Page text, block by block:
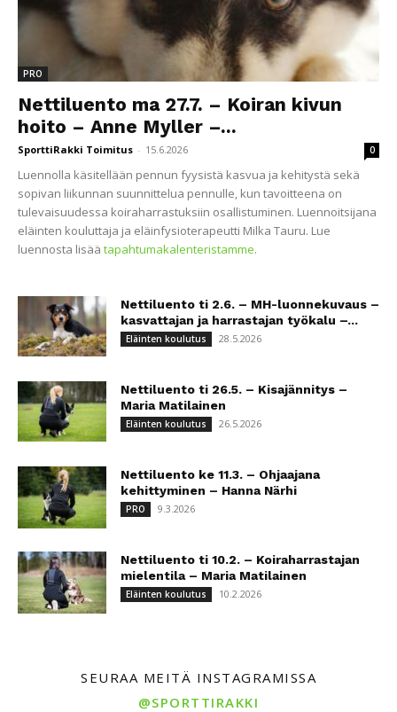
PRO
Nettiluento ma 27.7. – Koiran kivun
hoito – Anne Myller –...
SporttiRakki Toimitus - 15.6.2026 0
Luennolla käsitellään pennun fyysistä kasvua ja kehitystä sekä
sopivan liikunnan suunnittelua pennulle, kun tavoitteena on
tulevaisuudessa koiraharrastuksiin osallistuminen. Luennoitsijana
eläinten kouluttaja ja eläinfysioterapeutti Milka Tauru. Lue
luennosta lisää tapahtumakalenteristamme.
Nettiluento ti 2.6. – MH-luonnekuvaus –
kasvattajan ja harrastajan työkalu –...
Eläinten koulutus 28.5.2026
Nettiluento ti 26.5. – Kisajännitys –
Maria Matilainen
Eläinten koulutus 26.5.2026
Nettiluento ke 11.3. – Ohjaajana
kehittyminen – Hanna Närhi
PRO 9.3.2026
Nettiluento ti 10.2. – Koiraharrastajan
mielentila – Maria Matilainen
Eläinten koulutus 10.2.2026
SEURAA MEITÄ INSTAGRAMISSA
@SPORTTIRAKKI